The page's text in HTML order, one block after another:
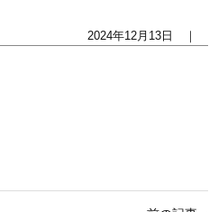
2024年12月13日 ｜